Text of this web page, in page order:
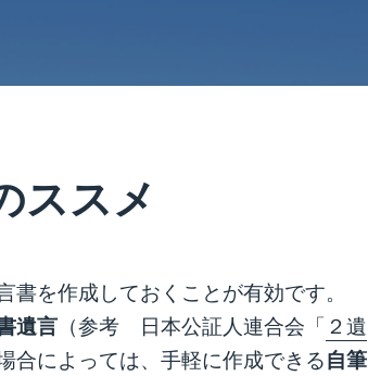
ススメ
を作成しておくことが有効です。
遺言 （参考 日本公証人連合会「 ２遺
合によっては、手軽に作成できる自筆